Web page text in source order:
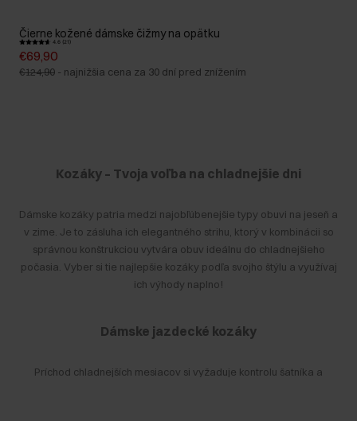
Čierne kožené dámske čižmy na opätku
4.6 (21)
€69,90
€124,90 - najnižšia cena za 30 dní pred znížením
Kozáky – Tvoja voľba na chladnejšie dni
Dámske kozáky patria medzi najobľúbenejšie typy obuvi na jeseň a
v zime. Je to zásluha ich elegantného strihu, ktorý v kombinácii so
správnou konštrukciou vytvára obuv ideálnu do chladnejšieho
počasia. Vyber si tie najlepšie kozáky podľa svojho štýlu a využívaj
ich výhody naplno!
Dámske jazdecké kozáky
Príchod chladnejších mesiacov si vyžaduje kontrolu šatníka a